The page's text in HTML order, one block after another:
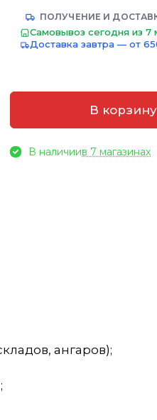
ПОЛУЧЕНИЕ И
Самовывоз сегодня из 7
Доставка завтра — от
В корзину
В наличиив 7 магазинах
ангаров);